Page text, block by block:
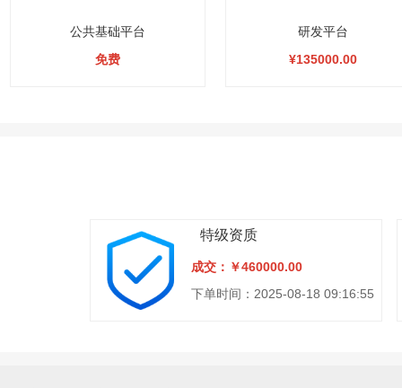
公共基础平台
免费
研发平台
¥135000.00
特级资质
成交：￥460000.00
下单时间：2025-08-18 09:16:55